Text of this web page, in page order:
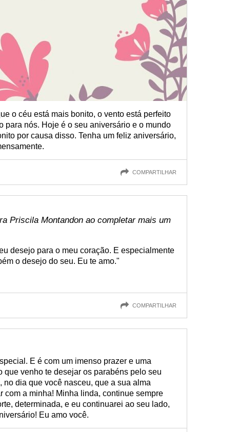
o céu está mais bonito, o vento está perfeito
para nós. Hoje é o seu aniversário e o mundo
por causa disso. Tenha um feliz aniversário,
COMPARTILHAR
Priscila Montandon ao completar mais um
desejo para o meu coração. E especialmente
o desejo do seu. Eu te amo."
COMPARTILHAR
E é com um imenso prazer e uma
que venho te desejar os parabéns pelo seu
dia que você nasceu, que a sua alma
com a minha! Minha linda, continue sempre
determinada, e eu continuarei ao seu lado,
Eu amo você.